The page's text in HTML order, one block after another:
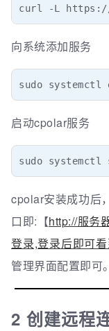
curl -L https://
向系统添加服务
sudo systemctl
启动cpolar服务
sudo
cpolar安装成功后
口即:【http://服务
登录,登录后即可
管理界面配置即可。
2 创建远程